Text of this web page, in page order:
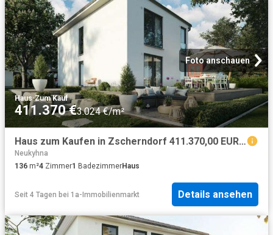
Foto anschauen
Haus·Zum Kauf
411.370 €3.024 €/m²
Haus zum Kaufen in Zscherndorf 411.370,00 EUR 136 m²
Neukyhna
136 m²4 Zimmer1 BadezimmerHaus
Seit 4 Tagen bei 1a-Immobilienmarkt Details ansehen